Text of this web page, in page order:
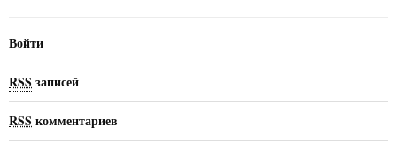
Войти
RSS записей
RSS комментариев